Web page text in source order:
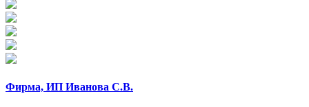
Фирма, ИП Иванова С.В.